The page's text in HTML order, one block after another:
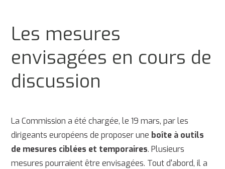
Les mesures
envisagées en cours de
discussion
La Commission a été chargée, le 19 mars, par les
dirigeants européens de proposer une boîte à outils
de mesures ciblées et temporaires. Plusieurs
mesures pourraient être envisagées. Tout d'abord, il a